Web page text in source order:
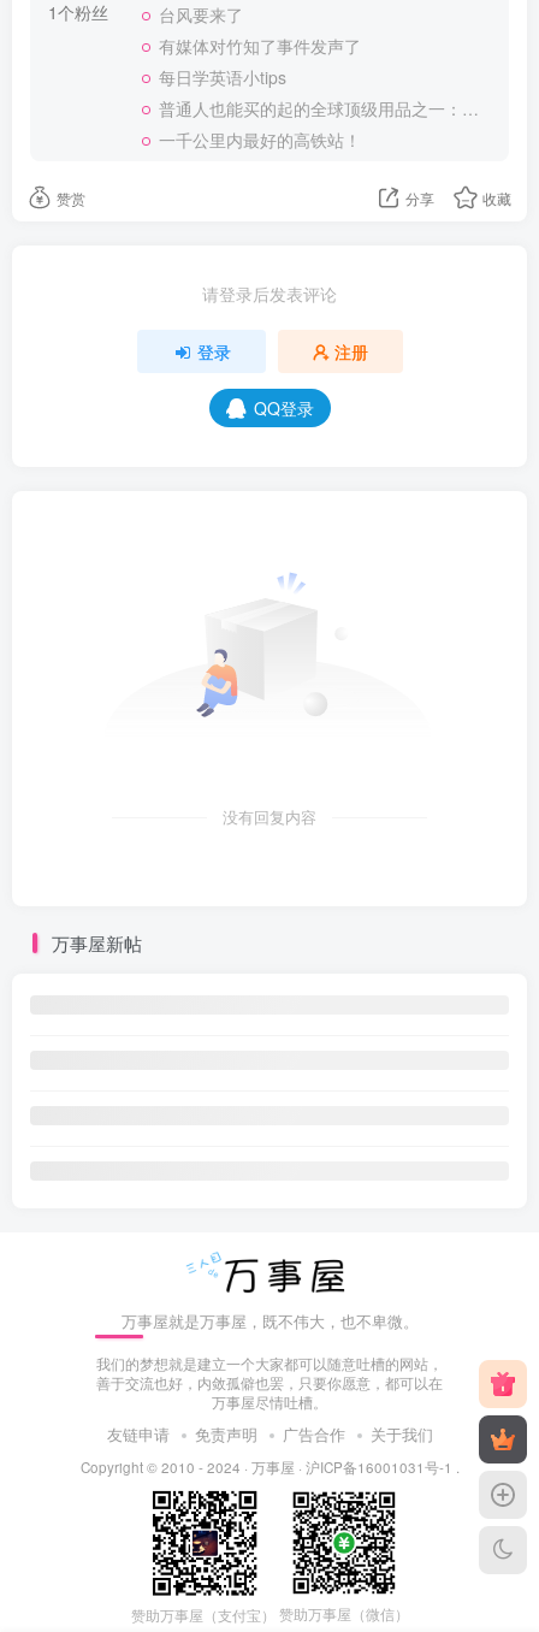
1个粉丝
台风要来了
有媒体对竹知了事件发声了
每日学英语小tips
普通人也能买的起的全球顶级用品之一：WD-40润滑除锈剂！
一千公里内最好的高铁站！
赞赏 分享 收藏
请登录后发表评论
登录 注册
QQ登录
没有回复内容
万事屋新帖
万事屋就是万事屋，既不伟大，也不卑微。
我们的梦想就是建立一个大家都可以随意吐槽的网站，
善于交流也好，内敛孤僻也罢，只要你愿意，都可以在
万事屋尽情吐槽。
友链申请 免责声明 广告合作 关于我们
Copyright © 2010 - 2024 · 万事屋 · 沪ICP备16001031号-1 .
赞助万事屋（支付宝） 赞助万事屋（微信）